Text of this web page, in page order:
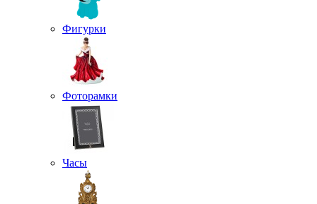
Фигурки
Фоторамки
Часы